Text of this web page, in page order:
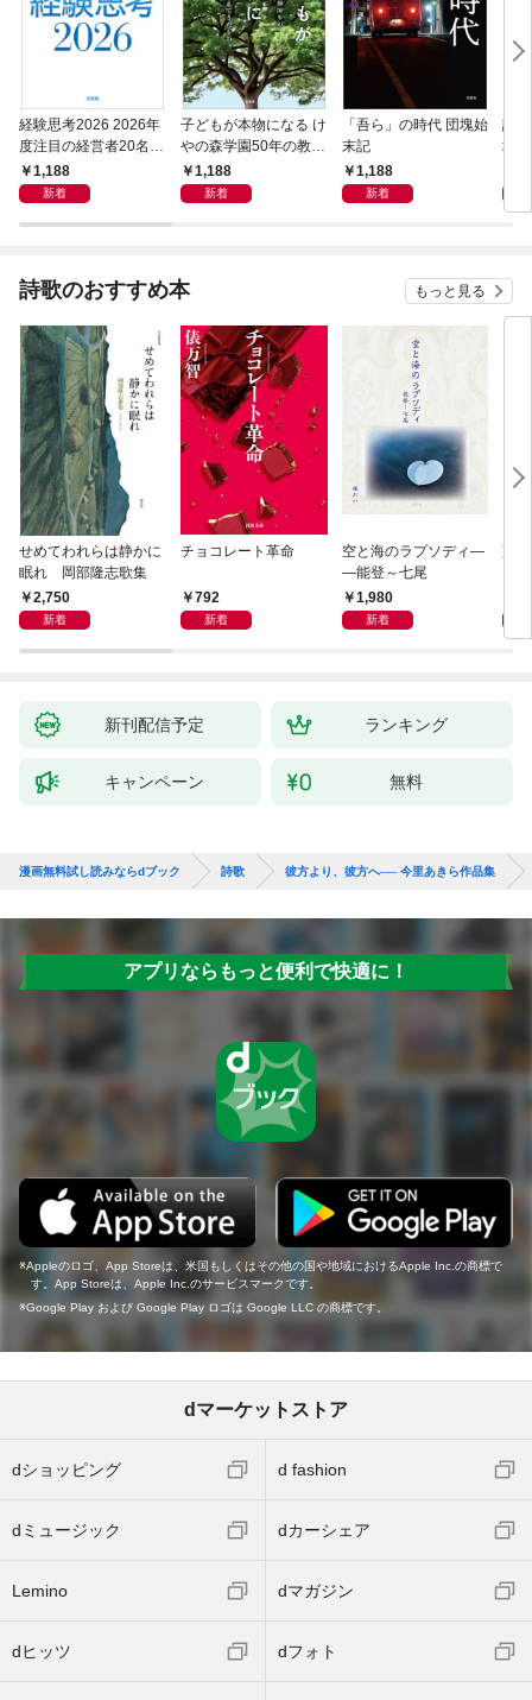
経験思考2026 2026年
度注目の経営者20名の
経験知が拓く、ニッポ
ンの近未来
1,188
新着
子どもが本物になる け
やの森学園50年の教育
から見えてきたもの
1,188
新着
「吾ら」の時代 団塊始
末記
1,188
新着
読
地
詩歌のおすすめ本 もっと見る
せめてわれらは静かに
眠れ 岡部隆志歌集
2,750
新着
チョコレート革命
792
新着
空と海のラプソディ―
―能登～七尾
1,980
新着
藤
新刊配信予定 ランキング
キャンペーン 無料
漫画無料試し読みならdブック 詩歌 彼方より、彼方へ── 今里あきら作品集
アプリならもっと便利で快適に！
Appleのロゴ、App Storeは、米国もしくはその他の国や地域におけるApple Inc.の商標で
す。App Storeは、Apple Inc.のサービスマークです。
Google Play および Google Play ロゴは Google LLC の商標です。
dマーケットストア
dショッピング d fashion
dミュージック dカーシェア
Lemino dマガジン
dヒッツ dフォト